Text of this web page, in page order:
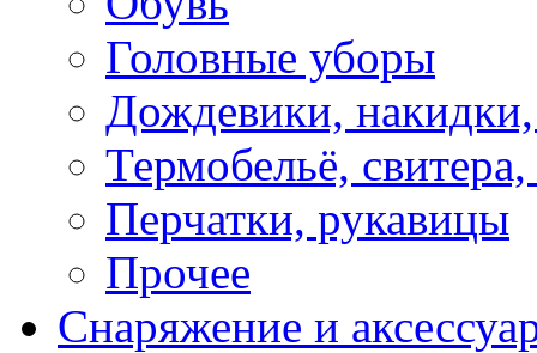
Головные уборы
Дождевики,
Термобельё,
Перчатки, рукавицы
Прочее
Снаряжение и